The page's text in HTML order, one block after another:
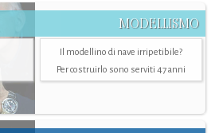
MODELLISMO
Il modellino di nave irripetibile?
Per costruirlo sono serviti 47 anni